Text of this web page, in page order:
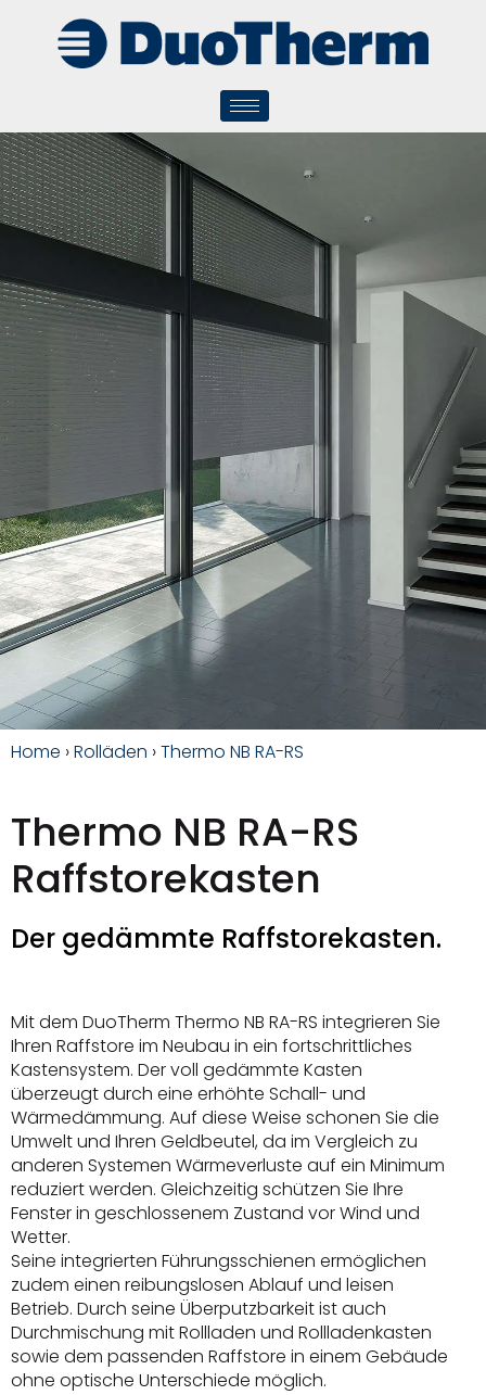
Home ›Rolläden ›Thermo NB RA-RS
Thermo NB RA-RS
Raffstorekasten
Der gedämmte Raffstorekasten.
Mit dem DuoTherm Thermo NB RA-RS integrieren Sie
Ihren Raffstore im Neubau in ein fortschrittliches
Kastensystem. Der voll gedämmte Kasten
überzeugt durch eine erhöhte Schall- und
Wärmedämmung. Auf diese Weise schonen Sie die
Umwelt und Ihren Geldbeutel, da im Vergleich zu
anderen Systemen Wärmeverluste auf ein Minimum
reduziert werden. Gleichzeitig schützen Sie Ihre
Fenster in geschlossenem Zustand vor Wind und
Wetter.
Seine integrierten Führungsschienen ermöglichen
zudem einen reibungslosen Ablauf und leisen
Betrieb. Durch seine Überputzbarkeit ist auch
Durchmischung mit Rollladen und Rollladenkasten
sowie dem passenden Raffstore in einem Gebäude
ohne optische Unterschiede möglich.